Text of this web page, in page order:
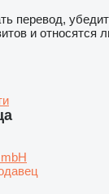
перевод,
и относятся